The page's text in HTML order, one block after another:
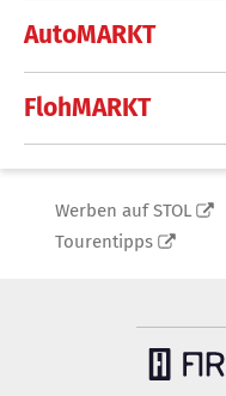
AutoMARKT
FlohMARKT
Werben auf STOL
Tourentipps